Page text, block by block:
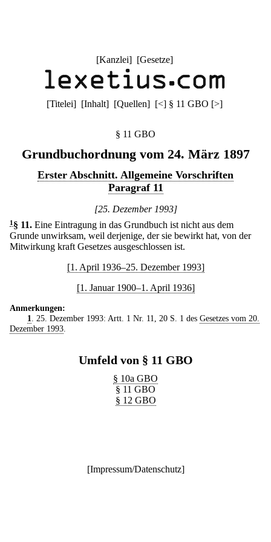
[Kanzlei] [Gesetze]
[Titelei] [Inhalt] [Quellen] [<] § 11 GBO [>]
§ 11 GBO
Grundbuchordnung vom 24. März 1897
Erster Abschnitt. Allgemeine Vorschriften
Paragraf 11
[25. Dezember 1993]
1 § 11. Eine Eintragung in das Grundbuch ist nicht aus dem
Grunde unwirksam, weil derjenige, der sie bewirkt hat, von der
Mitwirkung kraft Gesetzes ausgeschlossen ist.
[1. April 1936–25. Dezember 1993]
[1. Januar 1900–1. April 1936]
Anmerkungen:
1
. 25. Dezember 1993: Artt. 1 Nr. 11, 20 S. 1 des Gesetzes vom 20.
Dezember 1993
Umfeld von § 11 GBO
§ 10a GBO
§ 11 GBO
§ 12 GBO
[Impressum/Datenschutz]